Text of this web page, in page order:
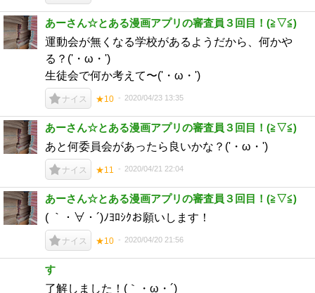
あーさん☆とある漫画アプリの審査員３回目！(⁠≧⁠▽⁠≦⁠)
運動会が無くなる学校があるようだから、何かや
る？('・ω・')
生徒会で何か考えて〜('・ω・')
ナイス ★10 2020/04/23 13:35
あーさん☆とある漫画アプリの審査員３回目！(⁠≧⁠▽⁠≦⁠)
あと何委員会があったら良いかな？('・ω・')
ナイス ★11 2020/04/21 22:04
あーさん☆とある漫画アプリの審査員３回目！(⁠≧⁠▽⁠≦⁠)
( ｀・∀・´)ﾉﾖﾛｼｸお願いします！
ナイス ★10 2020/04/20 21:56
す
了解しました！(｀・ω・´)